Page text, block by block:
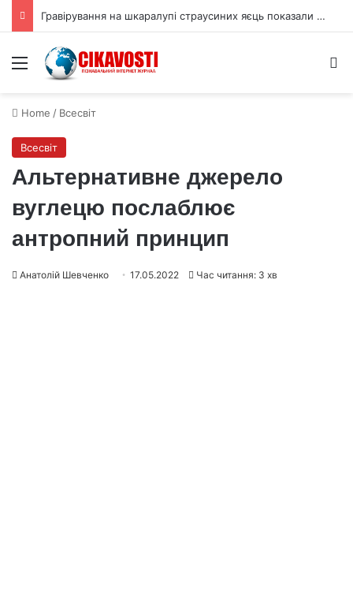
Гравірування на шкаралупі страусиних яєць показали складне мислення
Menu
Home / Всесвіт
Всесвіт
Альтернативне джерело
вуглецю послаблює
антропний принцип
Анатолій Шевченко 17.05.2022 Час читання: 3 хв